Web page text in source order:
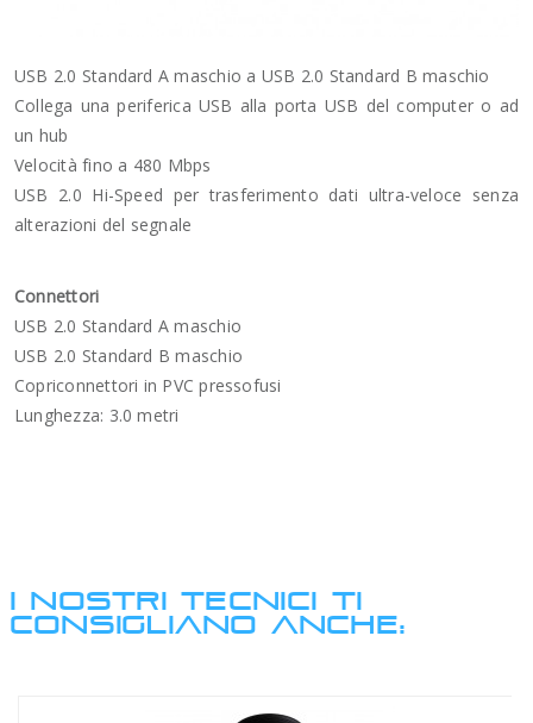
USB 2.0 Standard A maschio a USB 2.0 Standard B maschio
Collega una periferica USB alla porta USB del computer o ad
un hub
Velocità fino a 480 Mbps
USB 2.0 Hi-Speed per trasferimento dati ultra-veloce senza
alterazioni del segnale
Connettori
USB 2.0 Standard A maschio
USB 2.0 Standard B maschio
Copriconnettori in PVC pressofusi
Lunghezza: 3.0 metri
I NOSTRI TECNICI TI
CONSIGLIANO ANCHE: